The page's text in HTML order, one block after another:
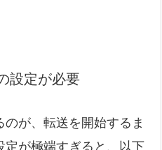
設定が必要
が、転送を開始するま
定が極端すぎると、以下